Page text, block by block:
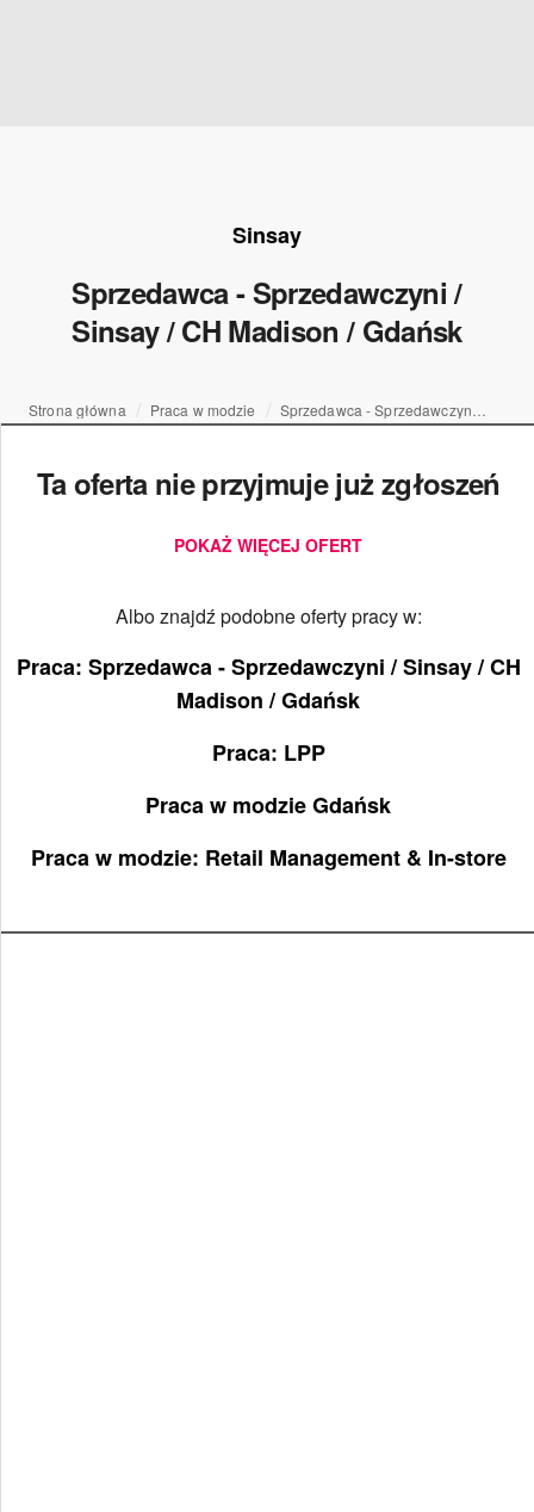
Sinsay
Sprzedawca - Sprzedawczyni /
Sinsay / CH Madison / Gdańsk​
Strona główna Praca w modzie
Ta oferta nie przyjmuje już zgłoszeń
POKAŻ WIĘCEJ OFERT
Albo znajdź podobne oferty pracy w:
Praca: Sprzedawca - Sprzedawczyni / Sinsay / CH
Madison / Gdańsk​
Praca: LPP
Praca w modzie Gdańsk
Praca w modzie: Retail Management & In-store